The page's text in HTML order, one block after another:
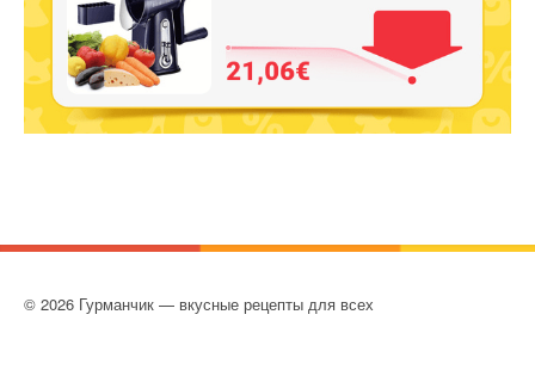
© 2026 Гурманчик — вкусные рецепты для всех